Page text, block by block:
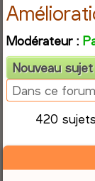
Modérateur :
Nouveau sujet
420 sujets